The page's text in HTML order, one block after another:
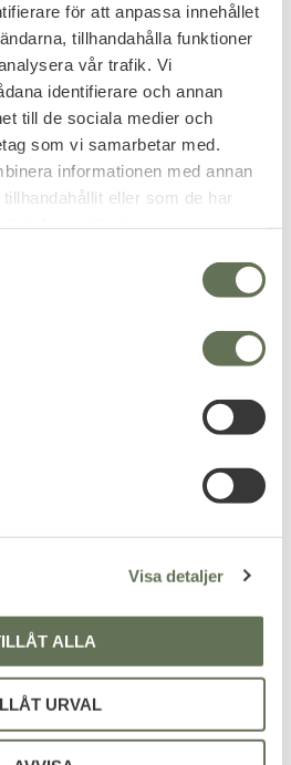
för att anpassa innehållet
tillhandahålla funktioner
vår trafik. Vi
identifierare och annan
till de sociala medier och
som vi samarbetar med.
informationen med annan
eller som de har
Visa detaljer
ALLA
URVAL
Taktiskt Bälte Nylon
Det perfekta skärpet i robust
nylon för att hålla uppe dina
fritidsbyxor.
229
Lägg till i favoriter
FAVORIT